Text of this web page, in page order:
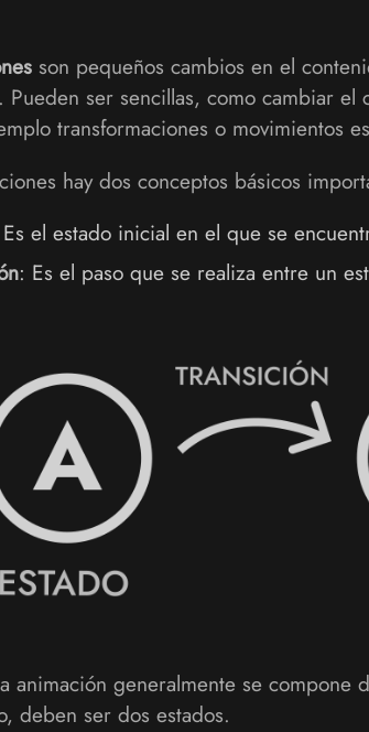
son pequeños cambios en el
Pueden ser sencillas, como cambiar
transformaciones o movimientos
hay dos conceptos básicos
el estado inicial en el que se
: Es el paso que se realiza entre un
animación generalmente se
deben ser dos estados.